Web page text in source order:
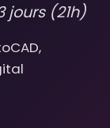
jours (21h)